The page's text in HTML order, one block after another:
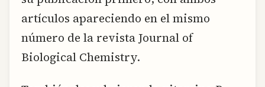
artículos apareciendo en el mismo
número de la revista Journal of
Biological Chemistry.